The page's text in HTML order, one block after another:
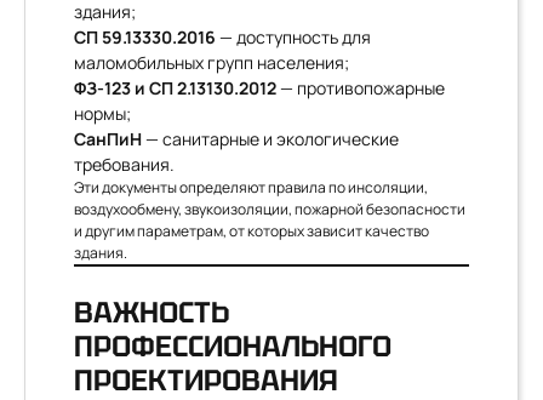
здания;
СП 59.13330.2016 — доступность для
маломобильных групп населения;
ФЗ-123 и СП 2.13130.2012— противопожарные
нормы;
СанПиН— санитарные и экологические
требования.
Эти документы определяют правила по инсоляции,
воздухообмену, звукоизоляции, пожарной безопасности
и другим параметрам, от которых зависит качество
здания.
ВАЖНОСТЬ
ПРОФЕССИОНАЛЬНОГО
ПРОЕКТИРОВАНИЯ